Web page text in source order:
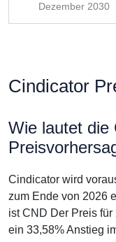
Dezember 2030
Cindicator
Wie lautet die
Cindicator wird
zum Ende von 2026
ist CND Der Preis
ein 33,58% Anstieg